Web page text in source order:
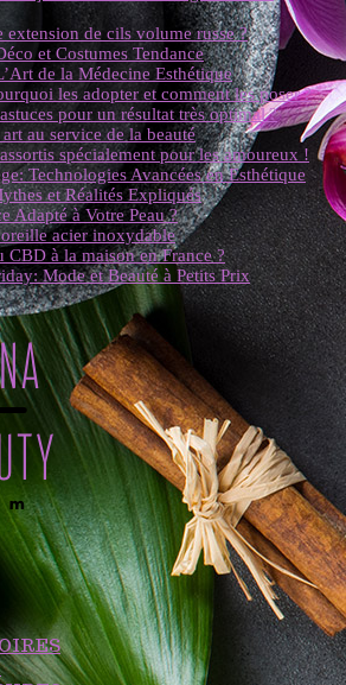
extension de cils volume russe ?
et Costumes Tendance
de la Médecine Esthétique
les adopter et comment les poser ?
pour un résultat très optimal ?
au service de la beauté
spécialement pour les amoureux !
Technologies Avancées en Esthétique
et Réalités Expliqués
Adapté à Votre Peau ?
acier inoxydable
CBD à la maison en France ?
Mode et Beauté à Petits Prix